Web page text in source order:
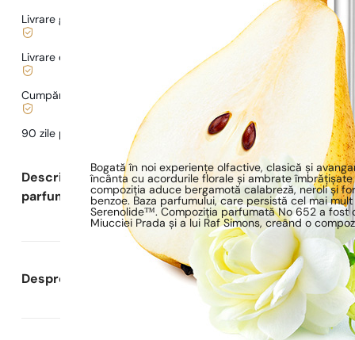
Livrare gratuită de la
Livrare de la
Cumpărături și plăți sigure
90 zile pentru a parfumul
Descrierea
parfumului
Bogată în noi experiențe olfactive, clasică și
încânta cu acordurile florale și ambrate
compoziția aduce bergamotă calabreză, neroli și
benzoe. Baza parfumului, care persistă cel mai
Serenolide™. Compoziția parfumată No 652 a fost
Miucciei Prada și a lui Raf Simons, creând o
Despre Parfumuri Pariziene